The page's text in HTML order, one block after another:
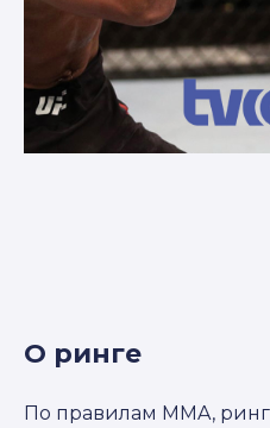
О ринге
По правилам MMA,